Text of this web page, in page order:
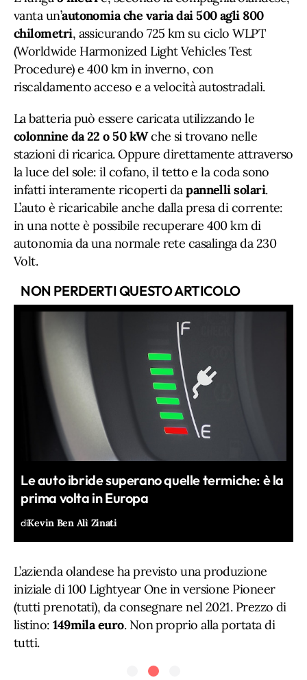
vanta un’autonomia che varia dai 500 agli 800
chilometri, assicurando 725 km su ciclo WLPT
(Worldwide Harmonized Light Vehicles Test
Procedure) e 400 km in inverno, con
riscaldamento acceso e a velocità autostradali.
La batteria può essere caricata utilizzando le
colonnine da 22 o 50 kWche si trovano nelle
stazioni di ricarica. Oppure direttamente attraverso
la luce del sole: il cofano, il tetto e la coda sono
infatti interamente ricoperti dapannelli solari.
L’auto è ricaricabile anche dalla presa di corrente:
in una notte è possibile recuperare 400 km di
autonomia da una normale rete casalinga da 230
Volt.
NON PERDERTI QUESTO ARTICOLO
Le auto ibride superano quelle termiche: è la
prima volta in Europa
diKevin Ben Alì Zinati
L’azienda olandese ha previsto una produzione
iniziale di 100 Lightyear One in versione Pioneer
(tutti prenotati), da consegnare nel 2021. Prezzo di
listino:149mila euro. Non proprio alla portata di
tutti.